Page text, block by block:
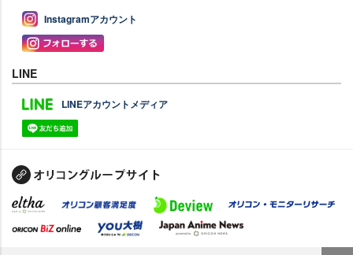
Instagramアカウント
LINE
LINEアカウントメディア